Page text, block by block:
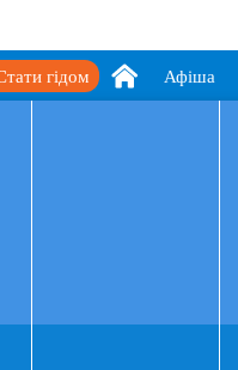
Афіша
гідом